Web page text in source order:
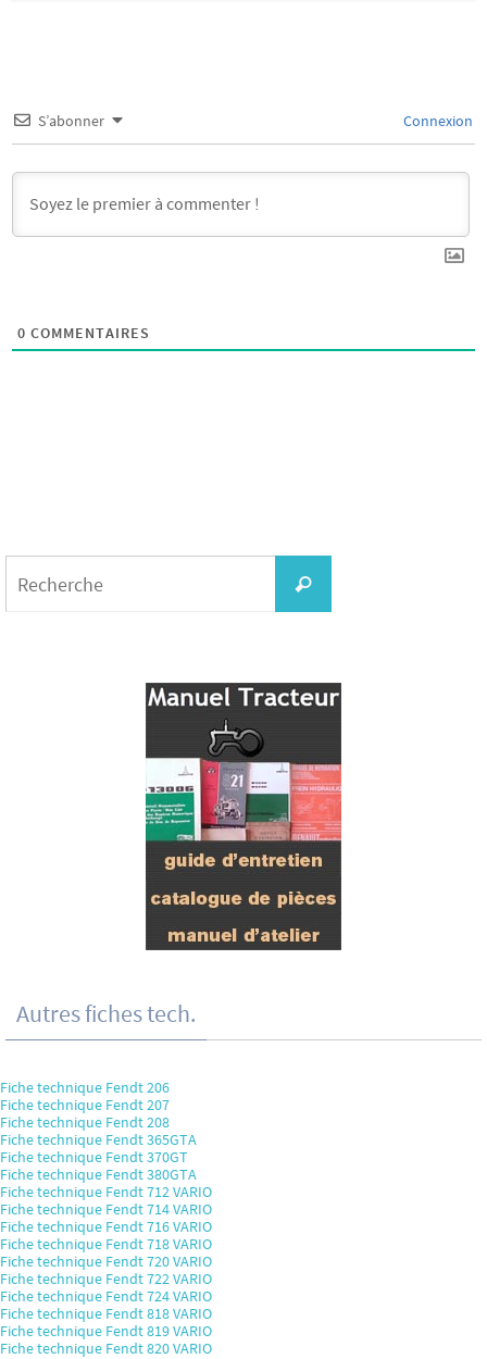
S’abonner Connexion
0 COMMENTAIRES
Recherche
Autres fiches tech.
Fiche technique Fendt 206
Fiche technique Fendt 207
Fiche technique Fendt 208
Fiche technique Fendt 365GTA
Fiche technique Fendt 370GT
Fiche technique Fendt 380GTA
Fiche technique Fendt 712 VARIO
Fiche technique Fendt 714 VARIO
Fiche technique Fendt 716 VARIO
Fiche technique Fendt 718 VARIO
Fiche technique Fendt 720 VARIO
Fiche technique Fendt 722 VARIO
Fiche technique Fendt 724 VARIO
Fiche technique Fendt 818 VARIO
Fiche technique Fendt 819 VARIO
Fiche technique Fendt 820 VARIO